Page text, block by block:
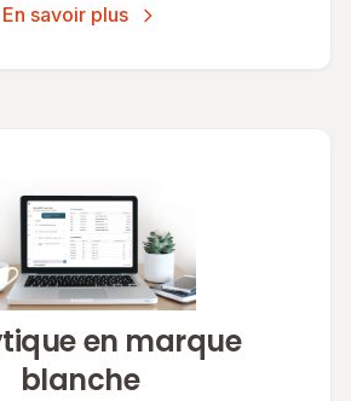
En savoir plus
en marque
blanche